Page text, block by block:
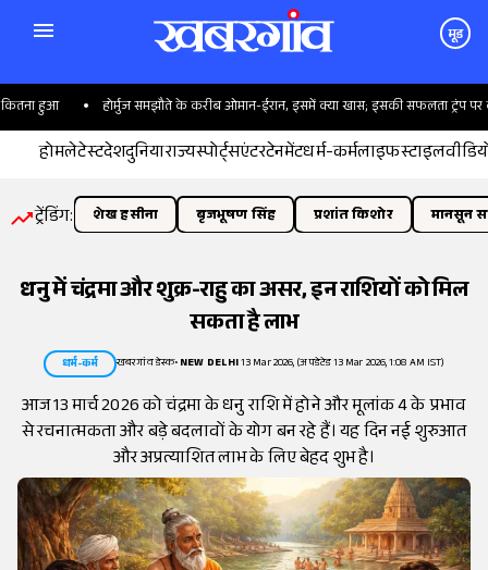
मूड
हुआ होर्मुज समझौते के करीब ओमान-ईरान, इसमें क्या खास; इसकी सफलता ट्रंप पर क्यों
होमलेटेस्टदेशदुनियाराज्यस्पोर्ट्सएंटरटेनमेंटधर्म-कर्मलाइफस्टाइल
ट्रेंडिंग: शेख हसीना बृजभूषण सिंह प्रशांत किशोर मानसून
धनु में चंद्रमा और शुक्र-राहु का असर, इन राशियों को मिल
सकता है लाभ
धर्म-कर्म खबरगांव डेस्क•NEW DELHI13 Mar 2026, (अपडेटेड 13 Mar 2026, 1:08 AM IST)
आज 13 मार्च 2026 को चंद्रमा के धनु राशि में होने और मूलांक 4 के प्रभाव
से रचनात्मकता और बड़े बदलावों के योग बन रहे हैं। यह दिन नई शुरुआत
और अप्रत्याशित लाभ के लिए बेहद शुभ है।